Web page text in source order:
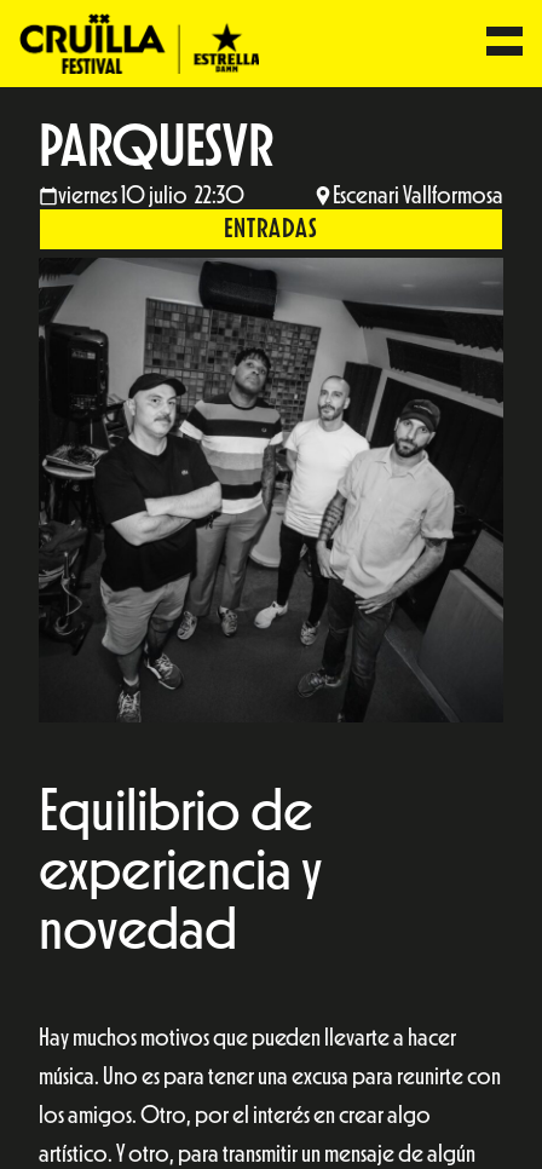
PARQUESVR
viernes 10 julio 22:30 Escenari Vallformosa
ENTRADAS
Equilibrio de
experiencia y
novedad
Hay muchos motivos que pueden llevarte a hacer
música. Uno es para tener una excusa para reunirte con
los amigos. Otro, por el interés en crear algo
artístico. Y otro, para transmitir un mensaje de algún